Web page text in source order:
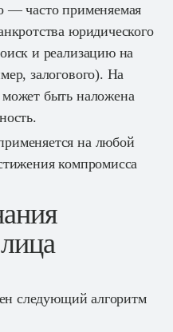
— часто применяемая
юридического
и реализацию на
залогового). На
быть наложена
на любой
компромисса
следующий алгоритм